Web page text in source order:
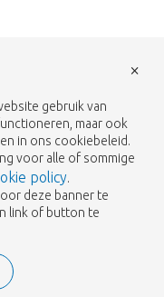
gebruik van
maar ook
in ons cookiebeleid.
voor alle of sommige
policy.
deze banner te
link of button te
×